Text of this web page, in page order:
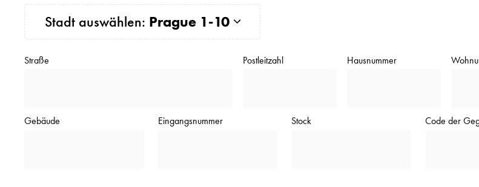
Stadt auswählen: Prague 1-10
Straße Postleitzahl Hausnummer
Gebäude Eingangsnummer Stock Code der